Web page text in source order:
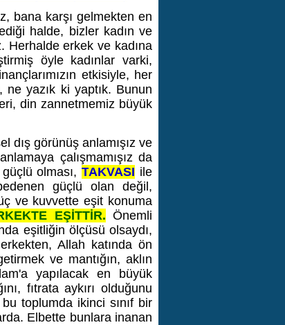
bana karşı gelmekten en
halde, bizler kadın ve
Herhalde erkek ve kadına
öyle kadınlar varki,
etkisiyle, her
ne yazık ki yaptık. Bunun
din zannetmemiz büyük
dış görünüş anlamışız ve
çalışmamışız da
güçlü olması,TAKVASI ile
güçlü olan değil,
ve kuvvette eşit konuma
EŞİTTİR. Önemli
eşitliğin ölçüsü olsaydı,
Allah katında ön
ve mantığın, aklın
yapılacak en büyük
fıtrata aykırı olduğunu
toplumda ikinci sınıf bir
Elbette bunlara inanan